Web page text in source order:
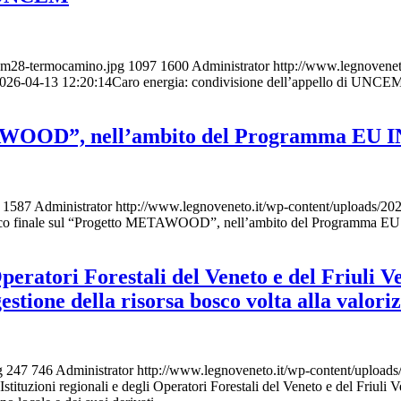
termocamino.jpg 1097 1600 Administrator http://
04-13 12:20:14Caro energia: condivisione dell’appello di
nell’ambito del Programma EU
1587 Administrator http://www.legnoveneto.it/wp-content/uploads/
finale sul “Progetto METAWOOD”, nell’ambito del Programma
Forestali del Veneto e del Friuli
della risorsa bosco volta alla
247 746Administrator http://www.legnoveneto.it/wp-content/
regionali e degli Operatori Forestali del Veneto e del Friuli